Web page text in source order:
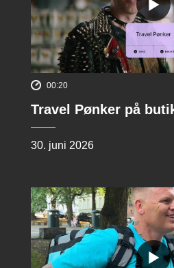
00:20
Travel Pønker på
30. juni 2026